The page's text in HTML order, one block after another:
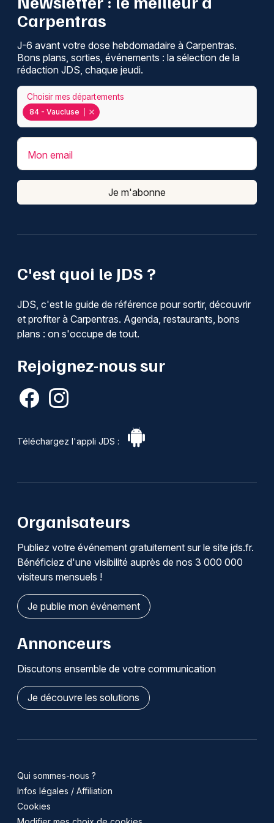
C'est quoi le JDS ?
JDS, c'est le guide de référence pour sortir, découvrir
et profiter à Carpentras. Agenda, restaurants, bons
plans : on s'occupe de tout.
Rejoignez-nous sur
Téléchargez l'appli JDS :
Carpentras
J-6 avant votre dose hebdomadaire à Carpentras.
Bons plans, sorties, événements : la sélection de la
rédaction JDS, chaque jeudi.
84 - Vaucluse
Choisir mes départements
Mon email
Je m'abonne
Organisateurs
Publiez votre événement gratuitement sur le site jds.fr.
Bénéficiez d'une visibilité auprès de nos 3 000 000
visiteurs mensuels !
Je publie mon événement
Annonceurs
Discutons ensemble de votre communication
Je découvre les solutions
Qui sommes-nous ?
Infos légales / Affiliation
Cookies